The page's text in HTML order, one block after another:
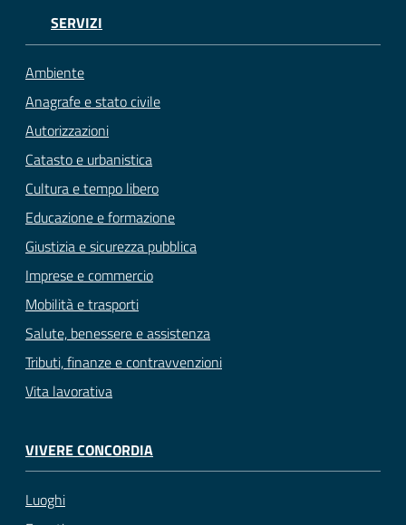
SERVIZI
Ambiente
Anagrafe e stato civile
Autorizzazioni
Catasto e urbanistica
Cultura e tempo libero
Educazione e formazione
Giustizia e sicurezza pubblica
Imprese e commercio
Mobilità e trasporti
Salute, benessere e assistenza
Tributi, finanze e contravvenzioni
Vita lavorativa
VIVERE CONCORDIA
Luoghi